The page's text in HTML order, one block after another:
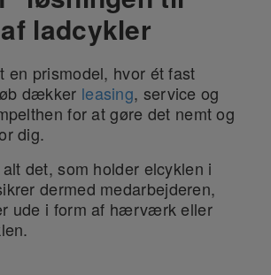
ladcykler
en prismodel, hvor ét fast
dækker leasing, service og
for at gøre det nemt og
dig.
det, som holder elcyklen i
dermed medarbejderen,
ude i form af hærværk eller